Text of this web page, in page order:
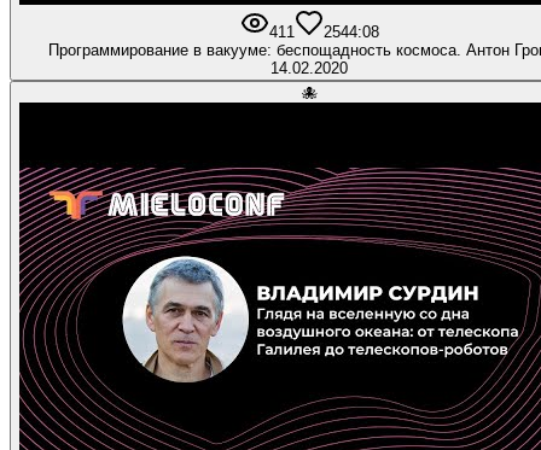
411 2544:08
Программирование в вакууме: беспощадность космоса. Антон
14.02.2020
🐙